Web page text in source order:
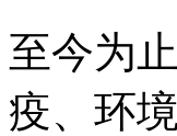
至今为
疫、环